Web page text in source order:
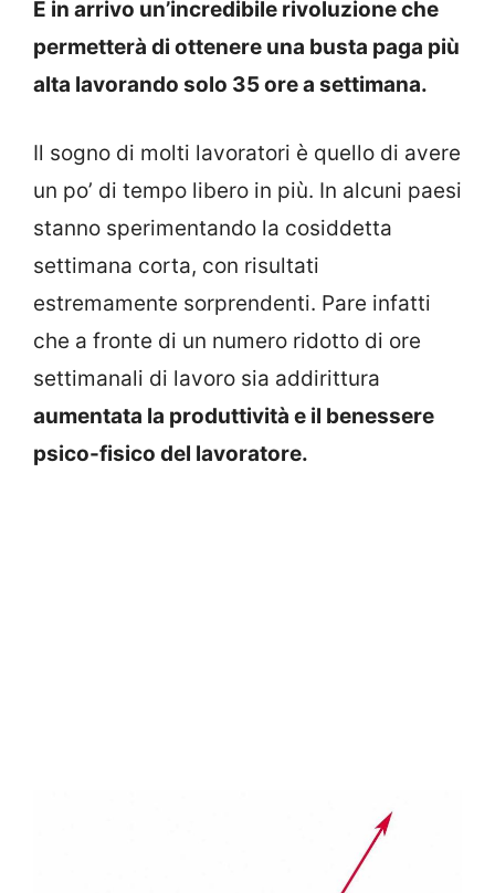
È in arrivo un’incredibile rivoluzione che
permetterà di ottenere una busta paga più
alta lavorando solo 35 ore a settimana.
Il sogno di molti lavoratori è quello di avere
un po’ di tempo libero in più. In alcuni paesi
stanno sperimentando la cosiddetta
settimana corta, con risultati
estremamente sorprendenti. Pare infatti
che a fronte di un numero ridotto di ore
settimanali di lavoro sia addirittura
aumentata la produttività e il benessere
psico-fisico del lavoratore.